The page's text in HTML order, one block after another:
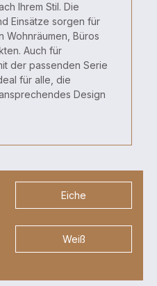
Ihrem Stil. Die
Einsätze sorgen für
Wohnräumen, Büros
Auch für
der passenden Serie
für alle, die
Design
Eiche
Weiß